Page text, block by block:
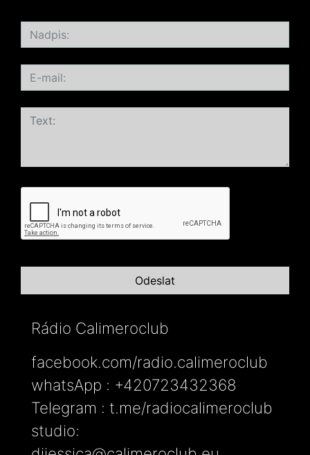
Rádio Calimeroclub
facebook.com/radio.calimeroclub
whatsApp : +420723432368
Telegram : t.me/radiocalimeroclub
studio: